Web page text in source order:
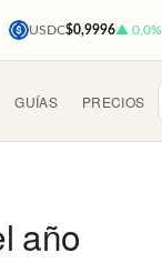
USDC$0,9996▲ 0,0%
GUÍAS PRECIOS
año